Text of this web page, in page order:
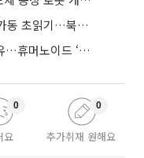
신성에스티, 2300억 규모 미국법인 가동 초읽기…북미 ESS 공략 본격화
에브리봇, 미 로봇 수출 FCC인증 보유…휴머노이드 ‘AI 두뇌’ 탑재 속도
요
0
추가취재 원해요
0